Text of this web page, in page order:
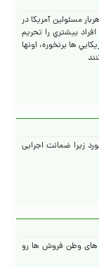
مسئولين آمريکا در
بيشتري را تحريم
ها برنخوره، اونها
زیرا ضمانت اجرایی
های وطن فروش ها رو